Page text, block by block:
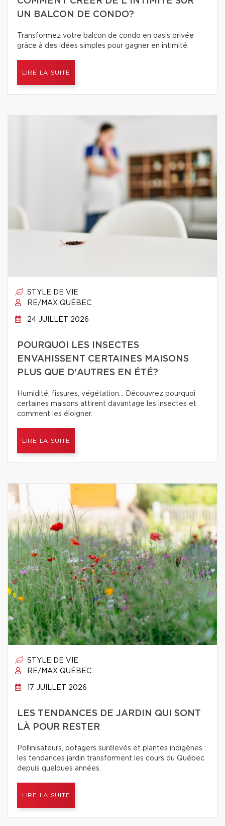
UN BALCON DE CONDO?
Transformez votre balcon de condo en oasis privée
grâce à des idées simples pour gagner en intimité.
LIRE LA SUITE
STYLE DE VIE
RE/MAX QUÉBEC
24 JUILLET 2026
POURQUOI LES INSECTES
ENVAHISSENT CERTAINES MAISONS
PLUS QUE D'AUTRES EN ÉTÉ?
Humidité, fissures, végétation… Découvrez pourquoi
certaines maisons attirent davantage les insectes et
comment les éloigner.
LIRE LA SUITE
STYLE DE VIE
RE/MAX QUÉBEC
17 JUILLET 2026
LES TENDANCES DE JARDIN QUI SONT
LÀ POUR RESTER
Pollinisateurs, potagers surélevés et plantes indigènes :
les tendances jardin transforment les cours du Québec
depuis quelques années.
LIRE LA SUITE